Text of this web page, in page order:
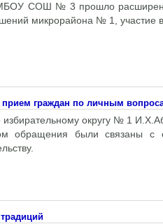
СОШ № 3 прошло
микрорайона № 1, участие
граждан по личным
избирательному округу № 1
обращения были связаны с